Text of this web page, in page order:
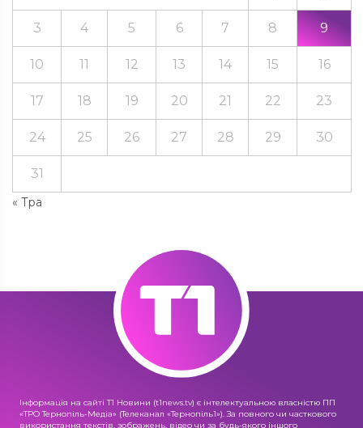
« Тра
3 4 5 6 7 8 9
10 11 12 13 14 15 16
17 18 19 20 21 22 23
24 25 26 27 28 29 30
31
Інформація на сайті Т1 Новини (t1news.tv) є інтелектуальною власністю ПП
«ТРО Тернопіль-Медіа» (Телеканал «Тернопіль1»). За повного чи часткового
використання текстів, зображень, відео чи за будь-якого іншого